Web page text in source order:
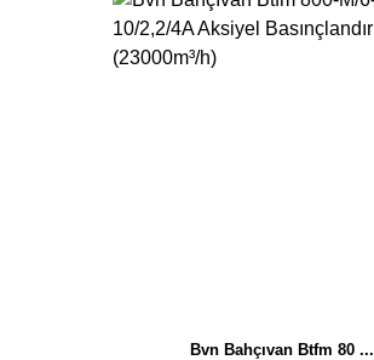
Bvn Bahçıvan Btfm 80 ...